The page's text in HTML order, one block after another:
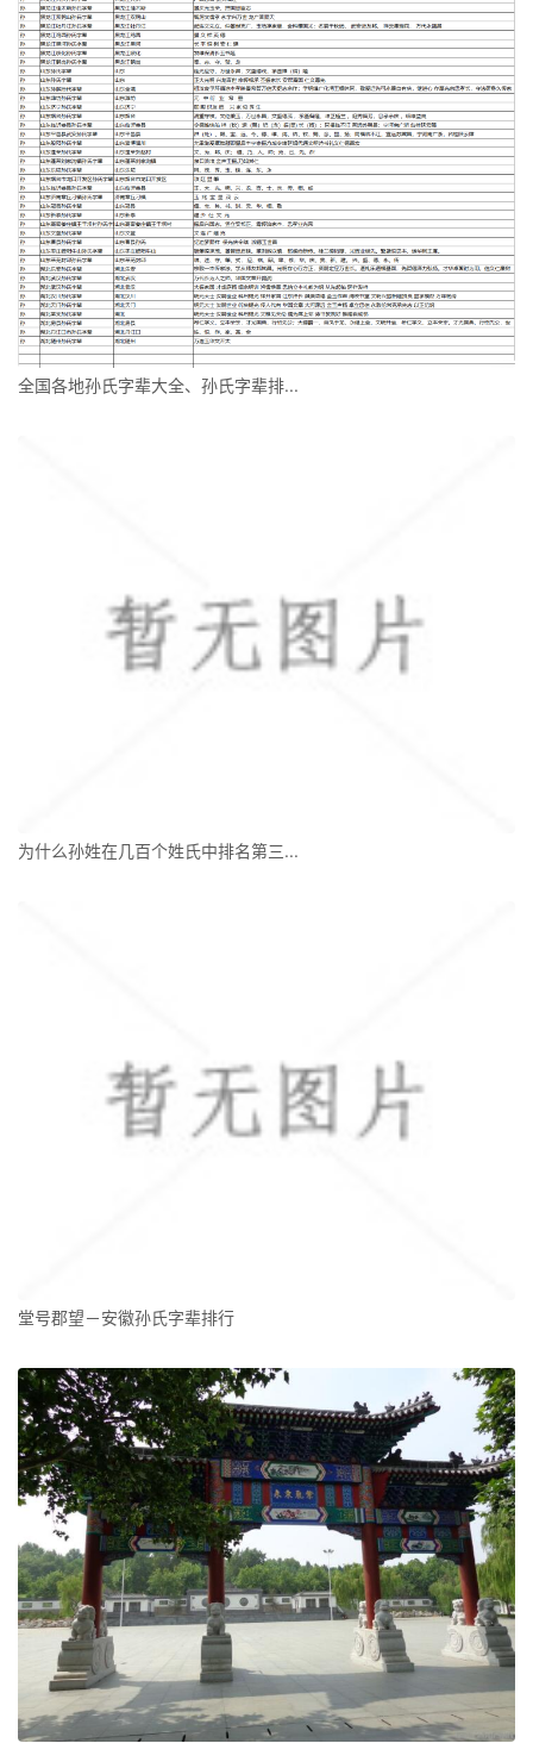
全国各地孙氏字辈大全、孙氏字辈排...
为什么孙姓在几百个姓氏中排名第三...
堂号郡望－安徽孙氏字辈排行